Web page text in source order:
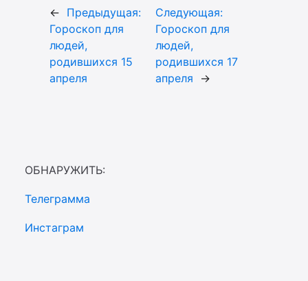
← Предыдущая:
Гороскоп для
людей,
родившихся 15
апреля
Следующая:
Гороскоп для
людей,
родившихся 17
апреля
→
ОБНАРУЖИТЬ:
Телеграмма
Инстаграм